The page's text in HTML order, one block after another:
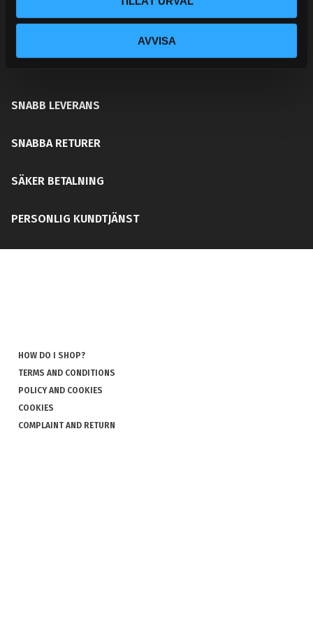
AVVISA
ditt chassi, bromssystem, motordelar &
säkerhetsutrustning. Med en personlig kundtjänst och
mångårig erfarenhet får du rätt del för ditt behov utan
att din plånboken blir tom!
SNABB LEVERANS
SNABBA RETURER
SÄKER BETALNING
PERSONLIG KUNDTJÄNST
HOW DO I SHOP?
TERMS AND CONDITIONS
POLICY AND COOKIES
COOKIES
COMPLAINT AND RETURN